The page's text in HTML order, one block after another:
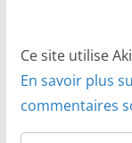
Ce site utilise
En savoir plus
commentaires